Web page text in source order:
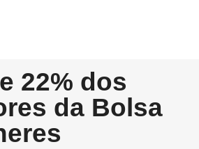
22% dos
da Bolsa